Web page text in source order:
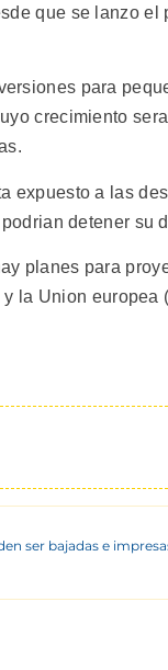
que se lanzo el
para
crecimiento
expuesto a las
detener su
planes para
la Union europea
ser bajadas e